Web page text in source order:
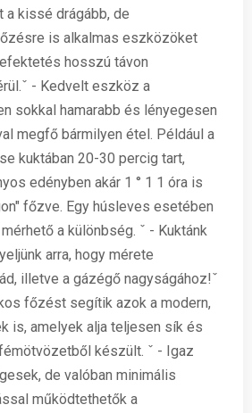
a kissé drágább, de
is alkalmas eszközöket
hosszú távon
- Kedvelt eszköz a
sokkal hamarabb és lényegesen
megfő bármilyen étel. Például a
kuktában 20-30 percig tart,
edényben akár 1 ° 1 1 óra is
főzve. Egy húsleves esetében
a különbség. ˇ - Kuktánk
arra, hogy mérete
illetve a gázégő nagyságához!ˇ
főzést segítik azok a modern,
is, amelyek alja teljesen sík és
készült. ˇ - Igaz
de valóban minimális
működtethetők a